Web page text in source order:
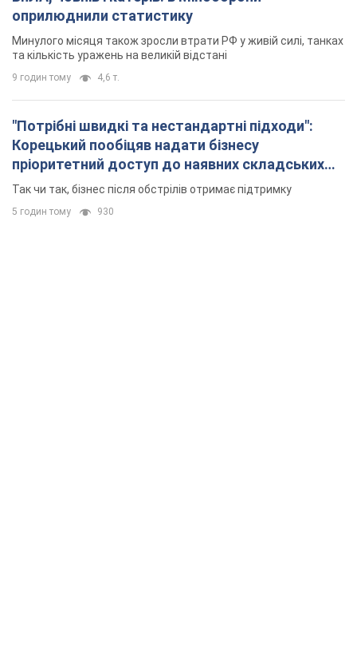
оприлюднили статистику
Минулого місяця також зросли втрати РФ у живій силі, танках
та кількість уражень на великій відстані
9 годин тому 4,6 т.
"Потрібні швидкі та нестандартні підходи":
Корецький пообіцяв надати бізнесу
пріоритетний доступ до наявних складських
приміщень
Так чи так, бізнес після обстрілів отримає підтримку
5 годин тому 930